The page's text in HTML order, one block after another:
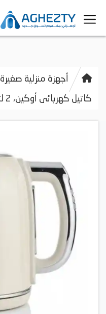
أجهزة منزلية صغيرة
كاتيل كهربائى أوكين، 2 لتر، 2200 واط، بيج - zl-039